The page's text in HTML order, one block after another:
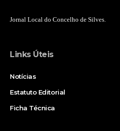
Jornal Local do Concelho de Silves.
Links Úteis
Notícias
Estatuto Editorial
Ficha Técnica